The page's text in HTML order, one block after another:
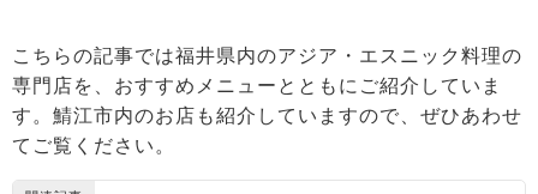
こちらの記事では福井県内のアジア・エスニック料理の
専門店を、おすすめメニューとともにご紹介していま
す。鯖江市内のお店も紹介していますので、ぜひあわせ
てご覧ください。